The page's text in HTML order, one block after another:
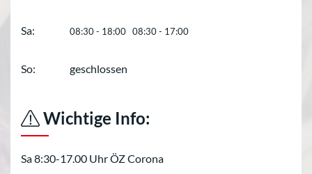
Sa: 08:30 - 18:00 08:30 - 17:00
So: geschlossen
Wichtige Info:
Sa 8:30-17.00 Uhr ÖZ Corona